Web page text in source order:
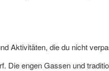
Aktivitäten, die du nicht
Die engen Gassen und